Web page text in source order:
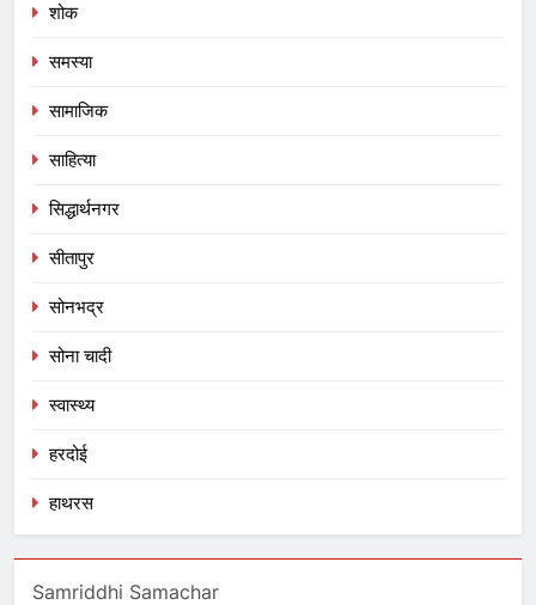
शोक
समस्या
सामाजिक
साहित्या
सिद्धार्थनगर
सीतापुर
सोनभद्र
सोना चादी
स्वास्थ्य
हरदोई
हाथरस
Samriddhi Samachar